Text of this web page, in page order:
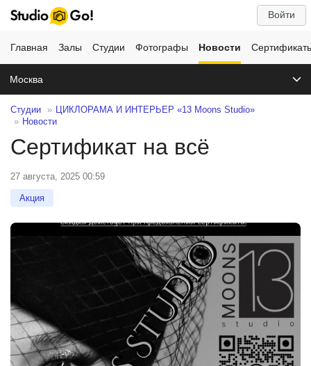
Войти
Главная Залы Студии Фотографы Новости
Москва
Студии
ЦИКЛОРАМА И ИНТЕРЬЕР «13 Moons Studio»
Новости
Сертификат на всё
27 августа, 2025 00:59
Акция